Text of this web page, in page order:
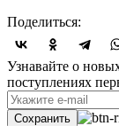
Поделиться:
Узнавайте о
поступлениях